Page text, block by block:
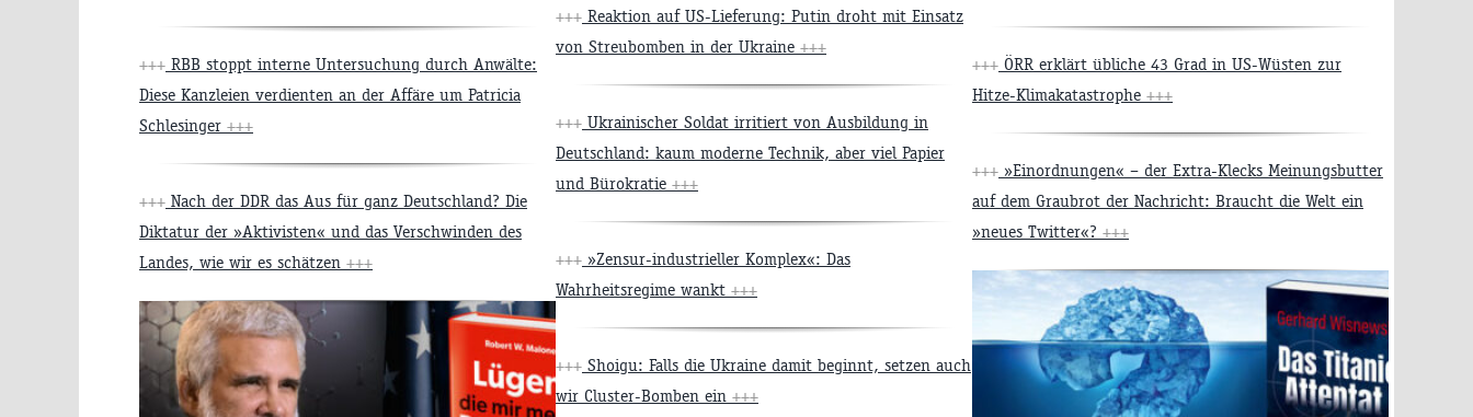
+++ RBB stoppt interne Untersuchung durch Anwälte:
Diese Kanzleien verdienten an der Affäre um Patricia
Schlesinger +++
+++ Nach der DDR das Aus für ganz Deutschland? Die
Diktatur der »Aktivisten« und das Verschwinden des
Landes, wie wir es schätzen +++
+++ Reaktion auf US-Lieferung: Putin droht mit Einsatz
von Streubomben in der Ukraine +++
+++ Ukrainischer Soldat irritiert von Ausbildung in
Deutschland: kaum moderne Technik, aber viel Papier
und Bürokratie +++
+++ »Zensur-industrieller Komplex«: Das
Wahrheitsregime wankt +++
+++ Shoigu: Falls die Ukraine damit beginnt, setzen auch
wir Cluster-Bomben ein +++
+++ ÖRR erklärt übliche 43 Grad in US-Wüsten zur
Hitze-Klimakatastrophe +++
+++ »Einordnungen« – der Extra-Klecks Meinungsbutter
auf dem Graubrot der Nachricht: Braucht die Welt ein
»neues Twitter«? +++